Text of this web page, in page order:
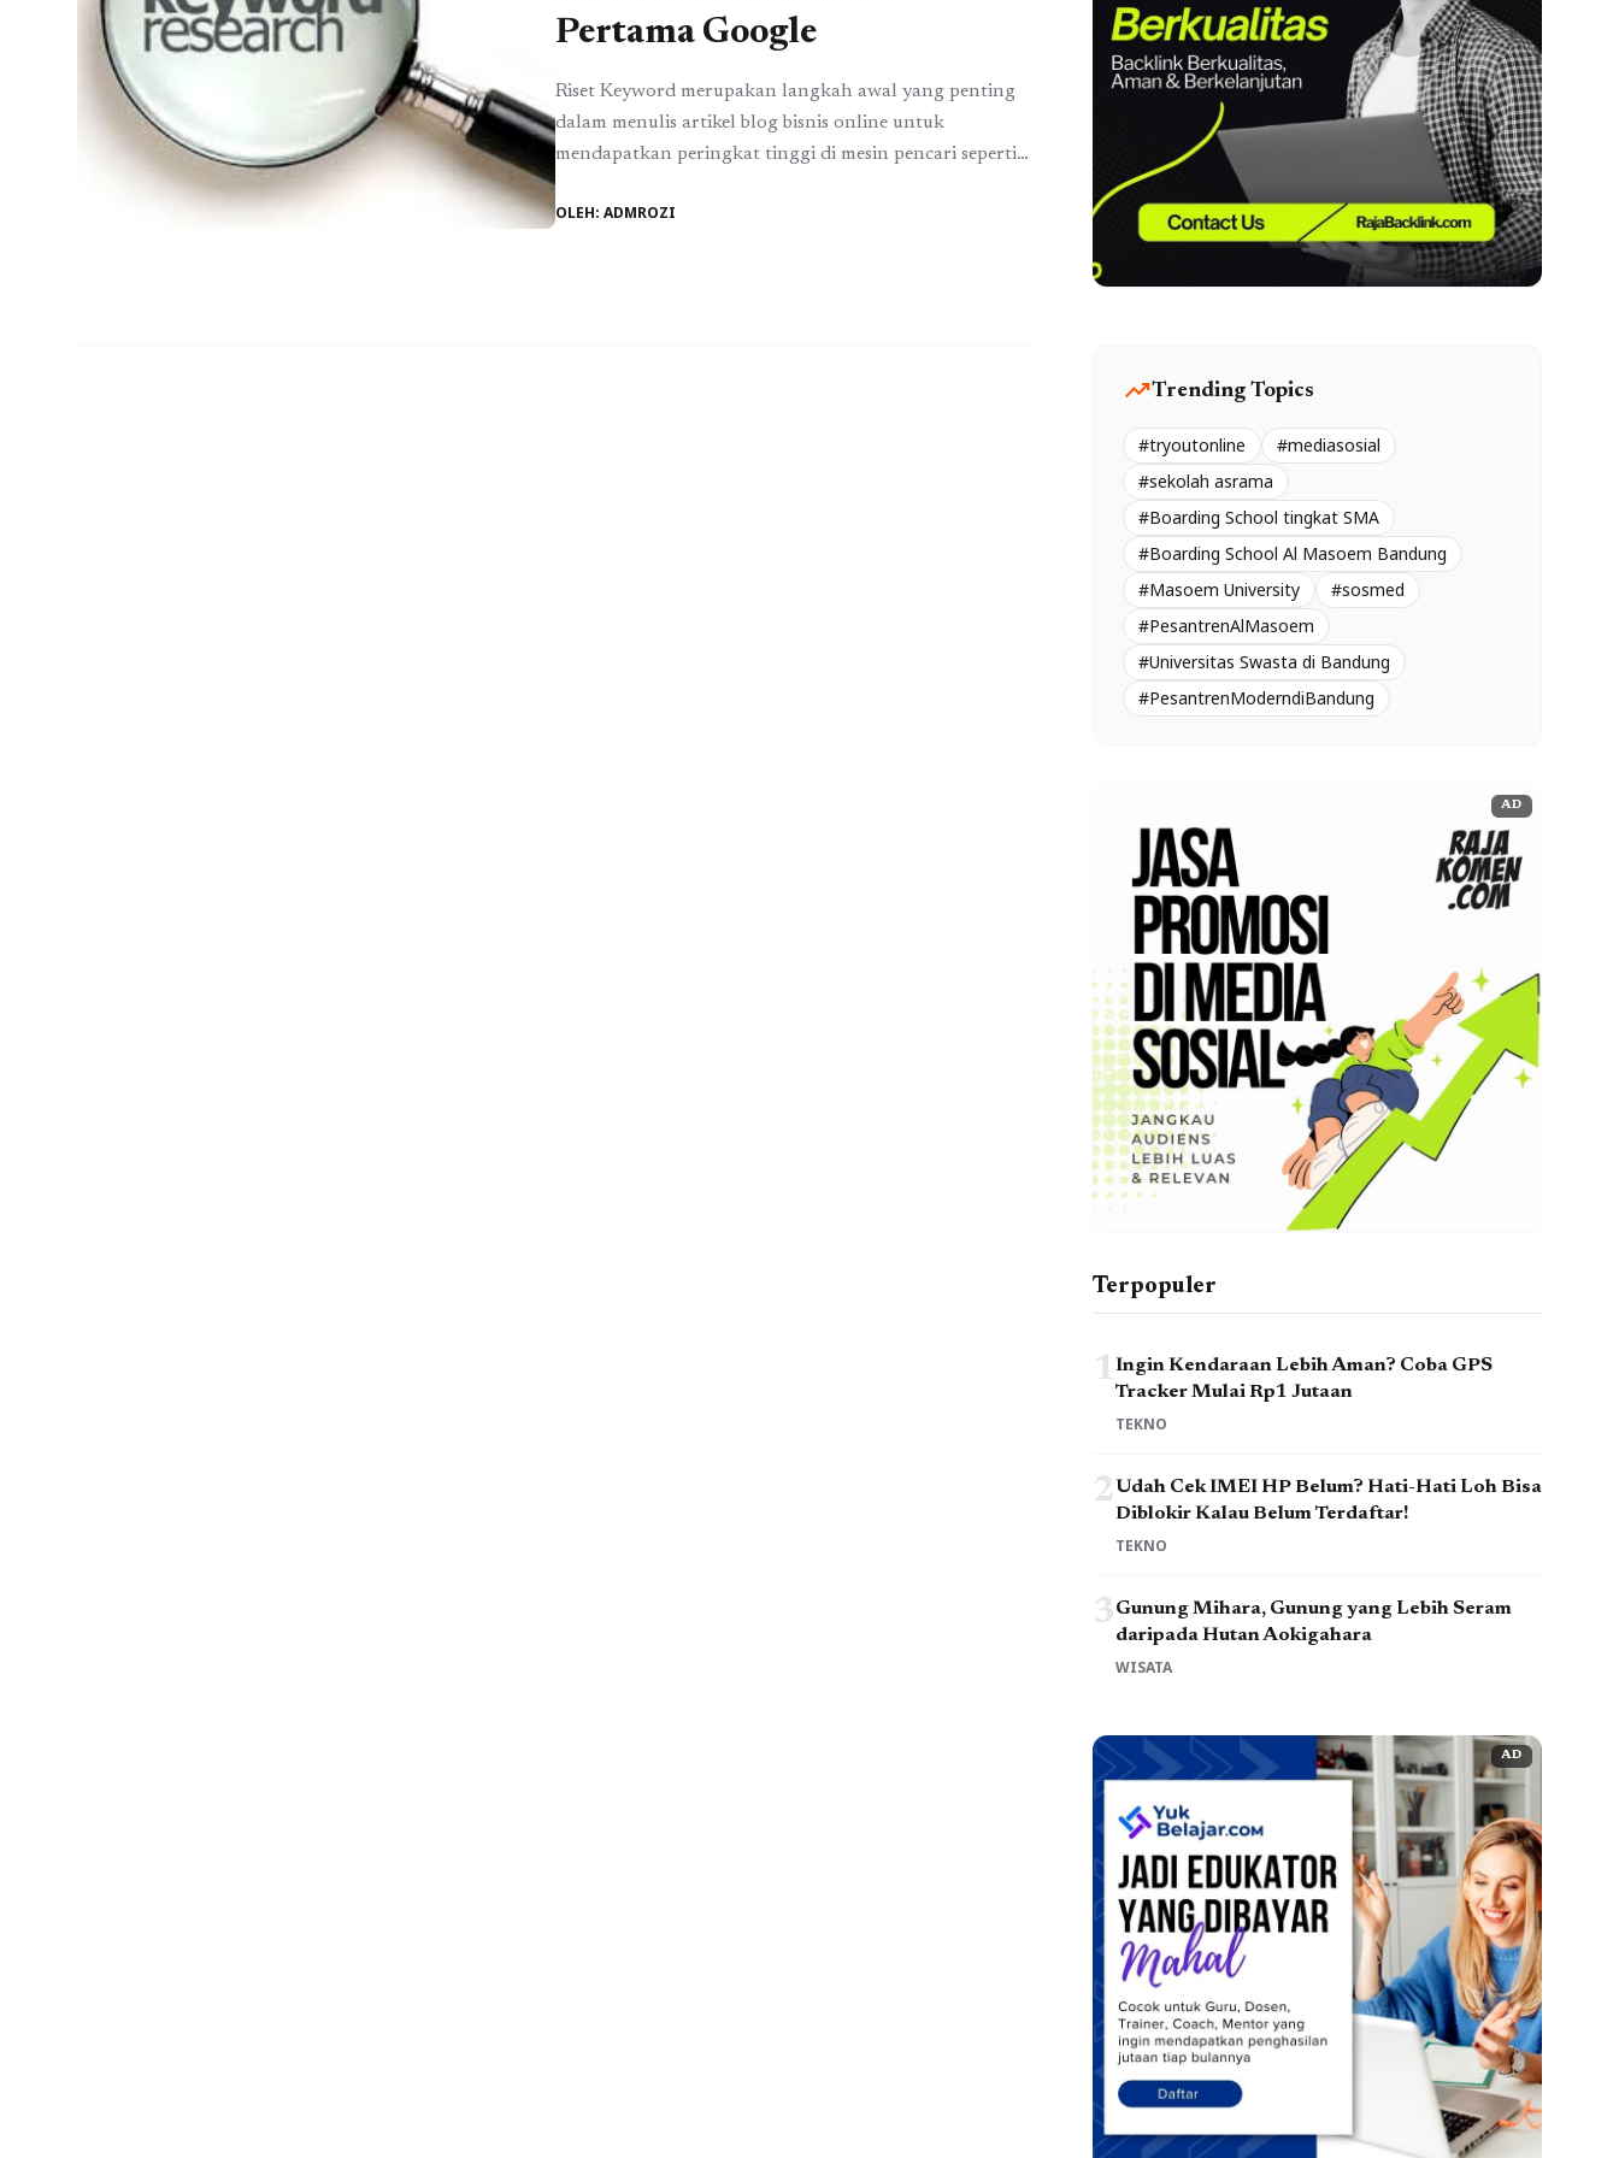
Pertama Google
Riset Keyword merupakan langkah awal yang penting
dalam menulis artikel blog bisnis online untuk
mendapatkan peringkat tinggi di mesin pencari seperti
menemukan kata kunci yang relevan dan diminati oleh
OLEH: ADMROZI
trending_upTrending Topics
#tryoutonline
#mediasosial
#sekolah asrama
#Boarding School tingkat SMA
#Boarding School Al Masoem Bandung
#Masoem University
#sosmed
#PesantrenAlMasoem
#Universitas Swasta di Bandung
#PesantrenModerndiBandung
AD
Terpopuler
1Ingin Kendaraan Lebih Aman? Coba GPS
Tracker Mulai Rp1 Jutaan
TEKNO
2Udah Cek IMEI HP Belum? Hati-Hati Loh Bisa
Diblokir Kalau Belum Terdaftar!
TEKNO
3Gunung Mihara, Gunung yang Lebih Seram
daripada Hutan Aokigahara
WISATA
AD